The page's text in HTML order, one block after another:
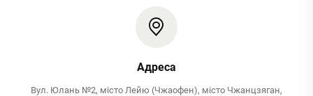
Адреса
Вул. Юлань №2, місто Лейю (Чжаофен), місто Чжанцзяган,